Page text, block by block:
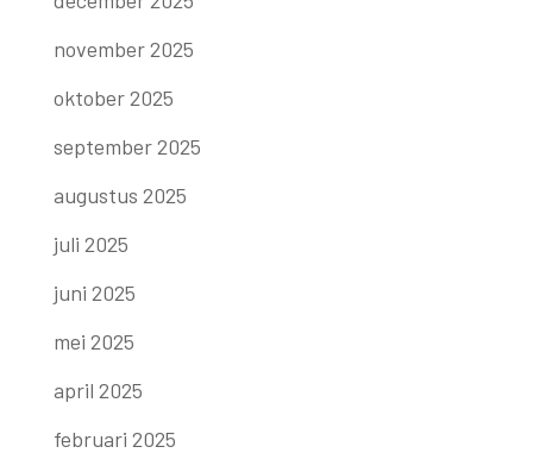
november 2025
oktober 2025
september 2025
augustus 2025
juli 2025
juni 2025
mei 2025
april 2025
februari 2025